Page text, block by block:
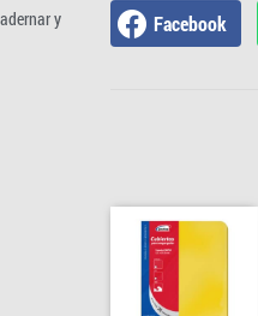
y
Facebook